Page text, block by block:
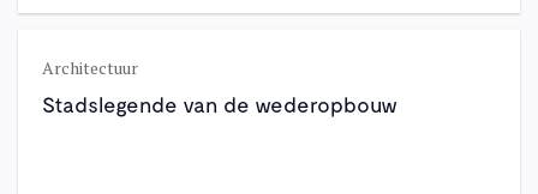
Architectuur
Stadslegende van de wederopbouw